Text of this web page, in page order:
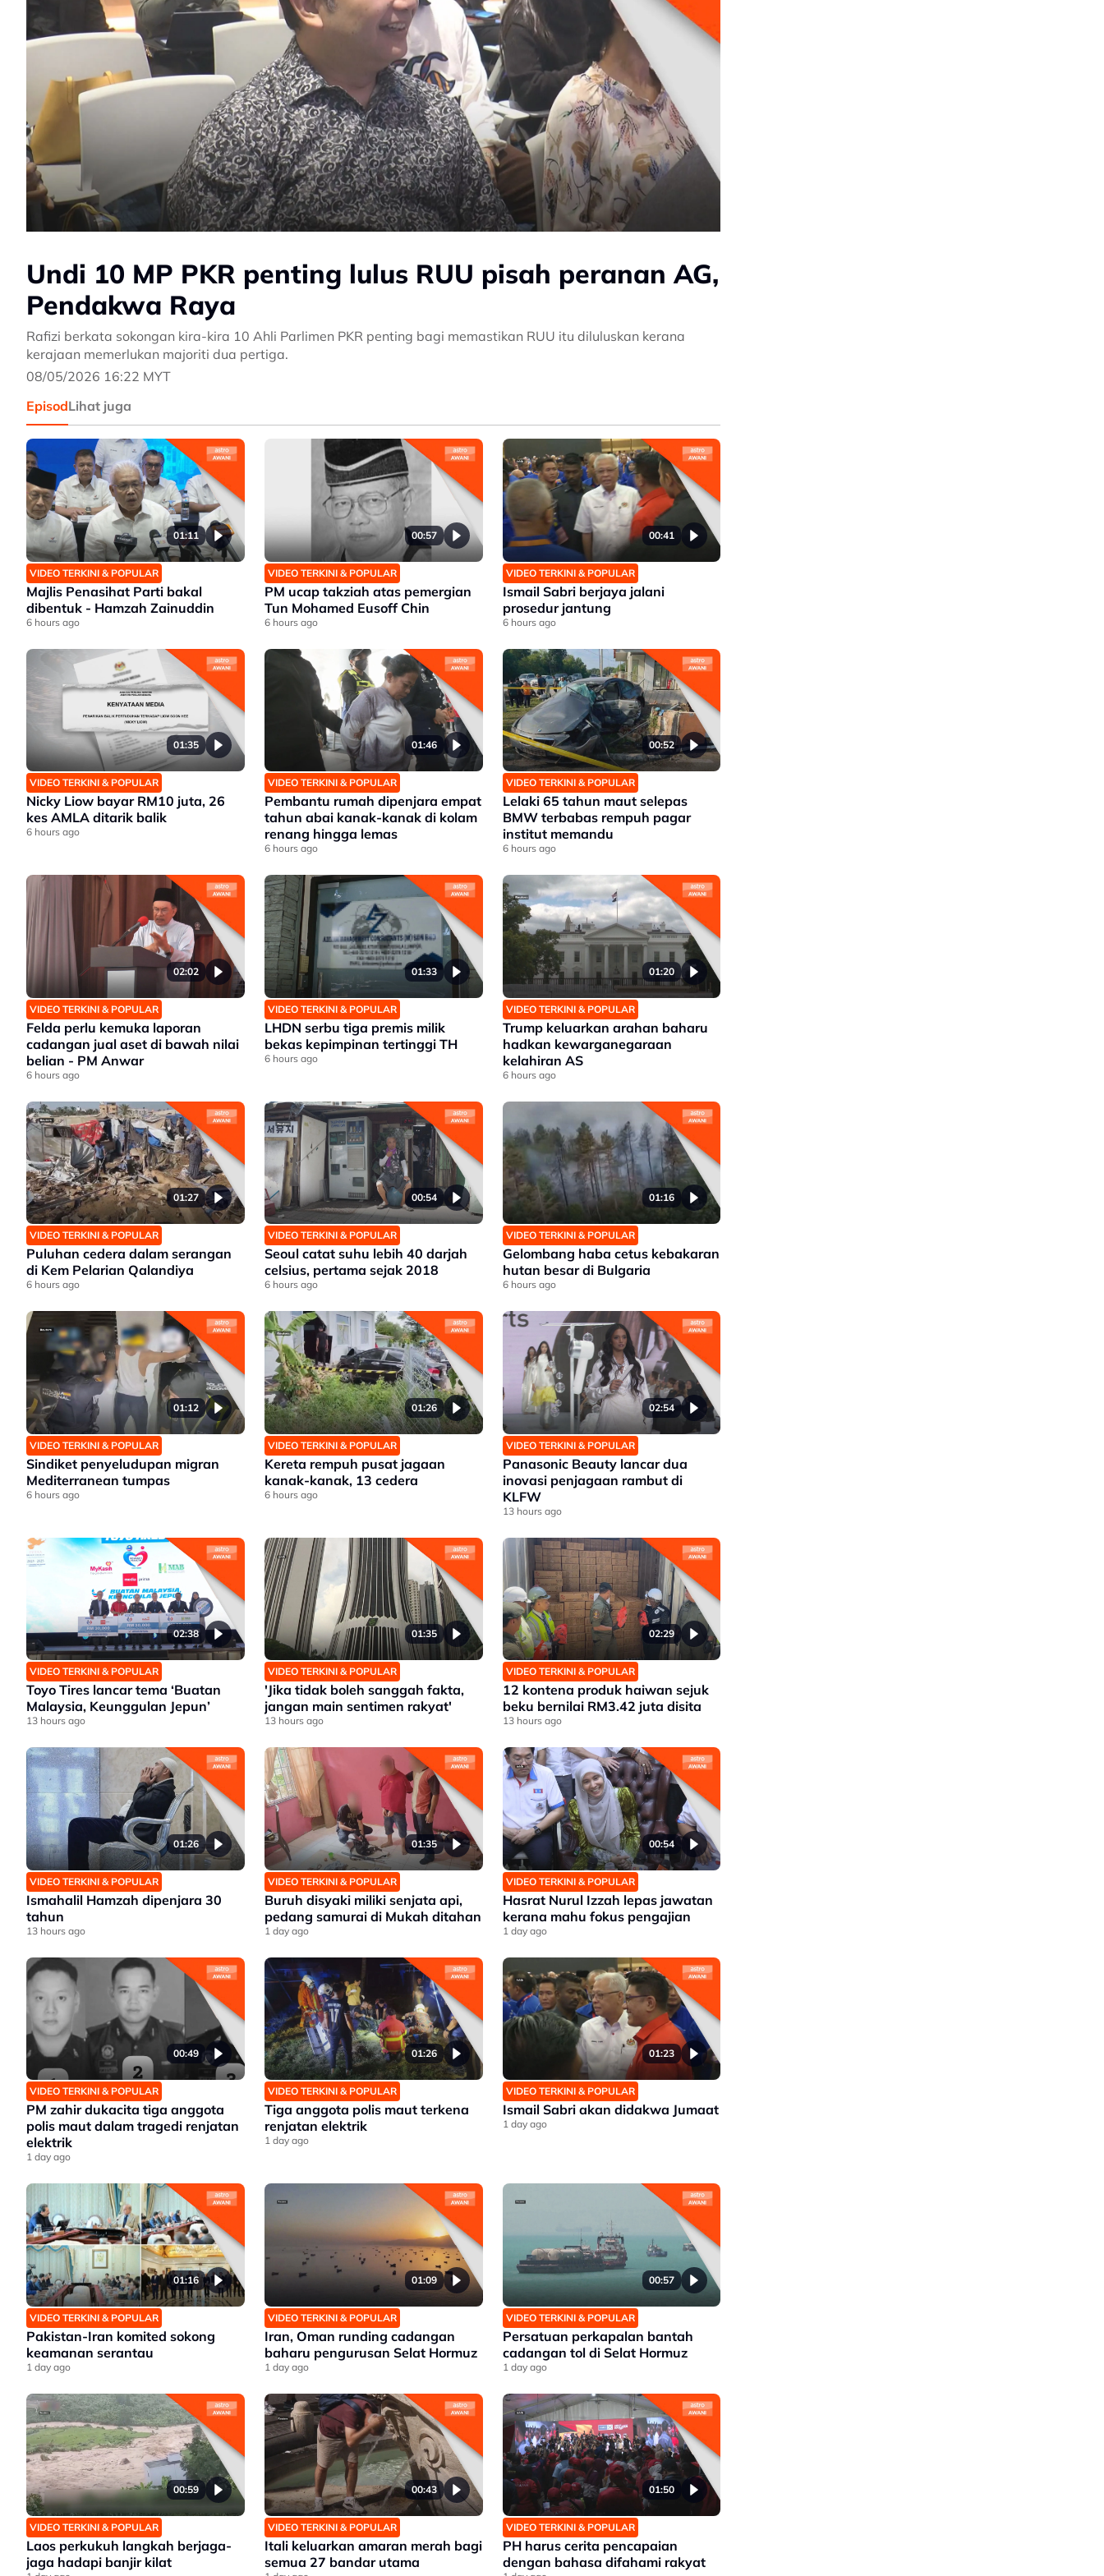
Undi 10 MP PKR penting lulus RUU pisah peranan AG,
Pendakwa Raya
Rafizi berkata sokongan kira-kira 10 Ahli Parlimen PKR penting bagi memastikan RUU itu diluluskan kerana
kerajaan memerlukan majoriti dua pertiga.
08/05/2026 16:22 MYT
EpisodLihat juga
01:11
VIDEO TERKINI & POPULAR
Majlis Penasihat Parti bakal
dibentuk - Hamzah Zainuddin
6 hours ago
00:57
VIDEO TERKINI & POPULAR
PM ucap takziah atas pemergian
Tun Mohamed Eusoff Chin
6 hours ago
00:41
VIDEO TERKINI & POPULAR
Ismail Sabri berjaya jalani
prosedur jantung
6 hours ago
01:35
VIDEO TERKINI & POPULAR
Nicky Liow bayar RM10 juta, 26
kes AMLA ditarik balik
6 hours ago
01:46
VIDEO TERKINI & POPULAR
Pembantu rumah dipenjara empat
tahun abai kanak-kanak di kolam
renang hingga lemas
6 hours ago
00:52
VIDEO TERKINI & POPULAR
Lelaki 65 tahun maut selepas
BMW terbabas rempuh pagar
institut memandu
6 hours ago
02:02
VIDEO TERKINI & POPULAR
Felda perlu kemuka laporan
cadangan jual aset di bawah nilai
belian - PM Anwar
6 hours ago
01:33
VIDEO TERKINI & POPULAR
LHDN serbu tiga premis milik
bekas kepimpinan tertinggi TH
6 hours ago
01:20
VIDEO TERKINI & POPULAR
Trump keluarkan arahan baharu
hadkan kewarganegaraan
kelahiran AS
6 hours ago
01:27
VIDEO TERKINI & POPULAR
Puluhan cedera dalam serangan
di Kem Pelarian Qalandiya
6 hours ago
00:54
VIDEO TERKINI & POPULAR
Seoul catat suhu lebih 40 darjah
celsius, pertama sejak 2018
6 hours ago
01:16
VIDEO TERKINI & POPULAR
Gelombang haba cetus kebakaran
hutan besar di Bulgaria
6 hours ago
01:12
VIDEO TERKINI & POPULAR
Sindiket penyeludupan migran
Mediterranean tumpas
6 hours ago
01:26
VIDEO TERKINI & POPULAR
Kereta rempuh pusat jagaan
kanak-kanak, 13 cedera
6 hours ago
02:54
VIDEO TERKINI & POPULAR
Panasonic Beauty lancar dua
inovasi penjagaan rambut di
KLFW
13 hours ago
02:38
VIDEO TERKINI & POPULAR
Toyo Tires lancar tema ‘Buatan
Malaysia, Keunggulan Jepun’
13 hours ago
01:35
VIDEO TERKINI & POPULAR
'Jika tidak boleh sanggah fakta,
jangan main sentimen rakyat'
13 hours ago
02:29
VIDEO TERKINI & POPULAR
12 kontena produk haiwan sejuk
beku bernilai RM3.42 juta disita
13 hours ago
01:26
VIDEO TERKINI & POPULAR
Ismahalil Hamzah dipenjara 30
tahun
13 hours ago
01:35
VIDEO TERKINI & POPULAR
Buruh disyaki miliki senjata api,
pedang samurai di Mukah ditahan
1 day ago
00:54
VIDEO TERKINI & POPULAR
Hasrat Nurul Izzah lepas jawatan
kerana mahu fokus pengajian
1 day ago
00:49
VIDEO TERKINI & POPULAR
PM zahir dukacita tiga anggota
polis maut dalam tragedi renjatan
elektrik
1 day ago
01:26
VIDEO TERKINI & POPULAR
Tiga anggota polis maut terkena
renjatan elektrik
1 day ago
01:23
VIDEO TERKINI & POPULAR
Ismail Sabri akan didakwa Jumaat
1 day ago
01:16
VIDEO TERKINI & POPULAR
Pakistan-Iran komited sokong
keamanan serantau
1 day ago
01:09
VIDEO TERKINI & POPULAR
Iran, Oman runding cadangan
baharu pengurusan Selat Hormuz
1 day ago
00:57
VIDEO TERKINI & POPULAR
Persatuan perkapalan bantah
cadangan tol di Selat Hormuz
1 day ago
00:59
VIDEO TERKINI & POPULAR
Laos perkukuh langkah berjaga-
jaga hadapi banjir kilat
00:43
VIDEO TERKINI & POPULAR
Itali keluarkan amaran merah bagi
semua 27 bandar utama
01:50
VIDEO TERKINI & POPULAR
PH harus cerita pencapaian
dengan bahasa difahami rakyat